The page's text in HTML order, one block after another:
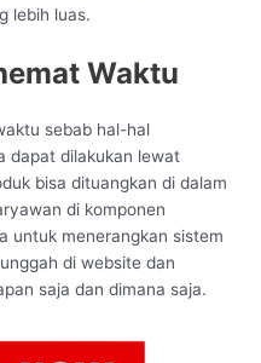
lebih luas.
Waktu
sebab hal-hal
dapat dilakukan lewat
bisa dituangkan di dalam
di komponen
untuk menerangkan sistem
di website dan
saja dan dimana saja.